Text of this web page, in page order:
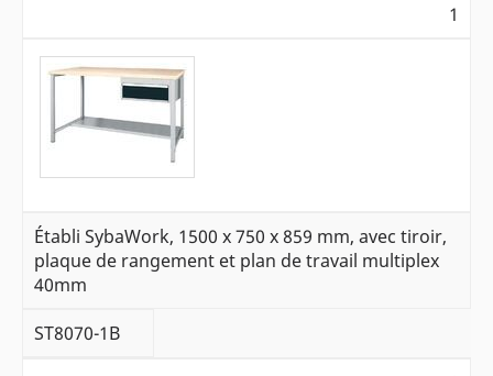
1
Établi SybaWork, 1500 x 750 x 859 mm, avec tiroir,
plaque de rangement et plan de travail multiplex
40mm
ST8070-1B